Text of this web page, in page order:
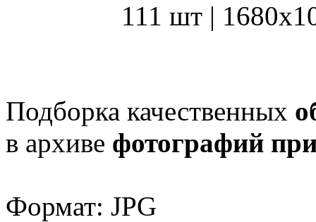
111 шт |
Подборка качественных
в архиве фотографий
Формат: JPG